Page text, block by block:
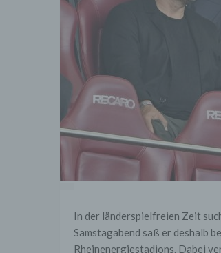
In der länderspielfreien Zeit
Samstagabend saß er deshalb
Rheinenergiestadions. Dabei